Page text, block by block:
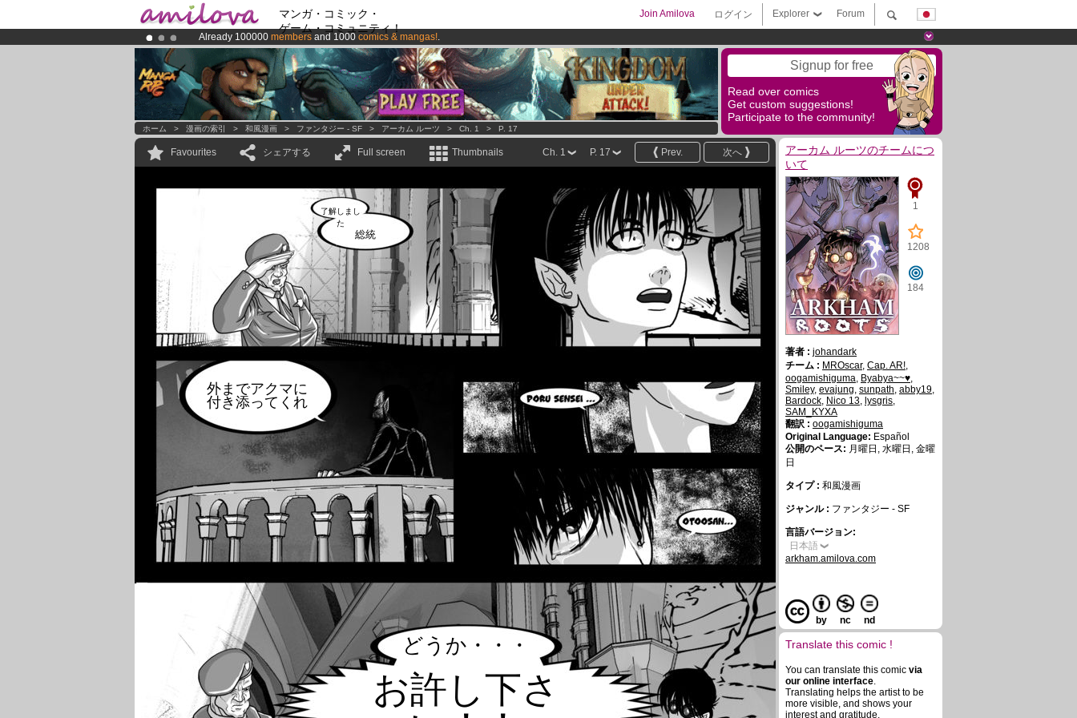
マンガ・コミック・
ゲーム・コミュニティ！
Forum
Explorer
ログイン
Join Amilova
Already 100000 members and 1000 comics & mangas!.
Premium membership from3.95 eurosper month !Get membership now
AmilovaKickstarter is now LIVE!. Signup for free
Read over comics
Get custom suggestions!
Participate to the community!
ホーム > 漫画の索引 > 和風漫画 > ファンタジー - SF > アーカム ルーツ > Ch. 1 > P. 17
Favourites シェアする Full screen Thumbnails 次へ
Prev.
P. 17
Ch. 1
了解しまし
た
総統
外までアクマに
付き添ってくれ
どうか・・・
お許し下さ
アーカム ルーツのチームにつ
いて
1
1208
184
著者 : johandark
チーム : MROscar, Cap. AR!,
oogamishiguma, Byabya~~♥,
Smiley, evajung, sunpath, abby19,
Bardock, Nico 13, lysgris,
SAM_KYXA
翻訳 : oogamishiguma
Original Language: Español
公開のペース: 月曜日, 水曜日, 金曜
日
タイプ : 和風漫画
ジャンル : ファンタジー - SF
言語バージョン:
日本語
arkham.amilova.com
by nc nd
Translate this comic !
You can translate this comic via
our online interface.
Translating helps the artist to be
more visible, and shows your
interest and gratitude.